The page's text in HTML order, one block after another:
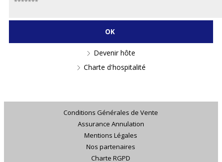
Devenir hôte
Charte d'hospitalité
Conditions Générales de Vente
Assurance Annulation
Mentions Légales
Nos partenaires
Charte RGPD